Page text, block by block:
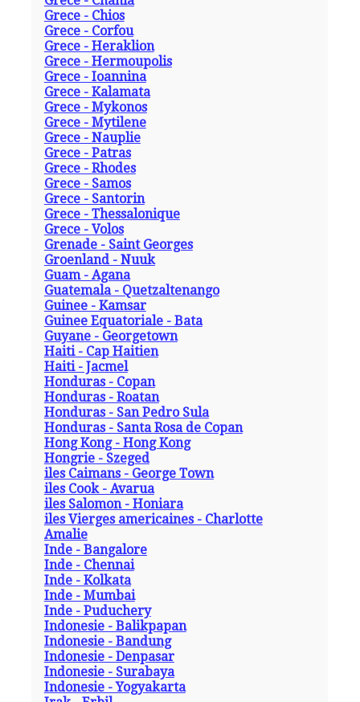
Grece - Chios
Grece - Corfou
Grece - Heraklion
Grece - Hermoupolis
Grece - Ioannina
Grece - Kalamata
Grece - Mykonos
Grece - Mytilene
Grece - Nauplie
Grece - Patras
Grece - Rhodes
Grece - Samos
Grece - Santorin
Grece - Thessalonique
Grece - Volos
Grenade - Saint Georges
Groenland - Nuuk
Guam - Agana
Guatemala - Quetzaltenango
Guinee - Kamsar
Guinee Equatoriale - Bata
Guyane - Georgetown
Haiti - Cap Haitien
Haiti - Jacmel
Honduras - Copan
Honduras - Roatan
Honduras - San Pedro Sula
Honduras - Santa Rosa de Copan
Hong Kong - Hong Kong
Hongrie - Szeged
iles Caimans - George Town
iles Cook - Avarua
iles Salomon - Honiara
iles Vierges americaines - Charlotte
Amalie
Inde - Bangalore
Inde - Chennai
Inde - Kolkata
Inde - Mumbai
Inde - Puduchery
Indonesie - Balikpapan
Indonesie - Bandung
Indonesie - Denpasar
Indonesie - Surabaya
Indonesie - Yogyakarta